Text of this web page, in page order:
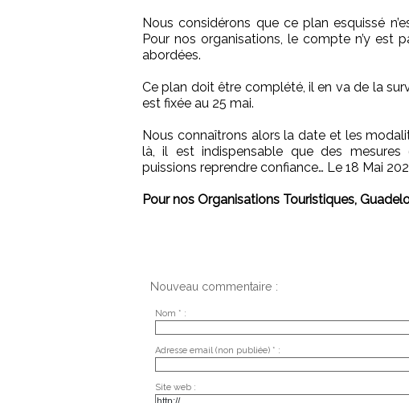
Nous considérons que ce plan esquissé
Pour nos organisations, le compte n’y est
abordées.
Ce plan doit être complété, il en va de la
est fixée au 25 mai.
Nous connaîtrons alors la date et les
là, il est indispensable que des
puissions reprendre confiance… Le 18 Mai
Pour nos Organisations Touristiques,
Nouveau commentaire :
Nom * :
Adresse email (non publiée) * :
Site web :